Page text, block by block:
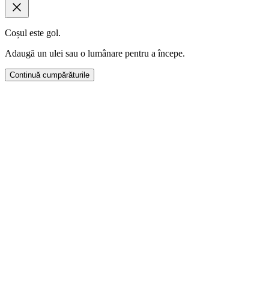
Coșul este gol.
Adaugă un ulei sau o lumânare pentru a începe.
Continuă cumpărăturile